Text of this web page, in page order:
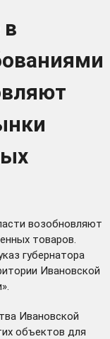
возобновляют
товаров.
губернатора
Ивановской
Ивановской
объектов для